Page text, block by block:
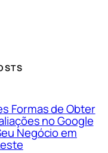
Formas de Obter
no Google
Negócio em